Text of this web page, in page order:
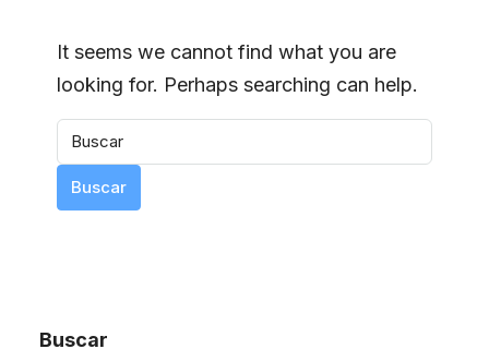
It seems we cannot find what you are
looking for. Perhaps searching can help.
Buscar
Buscar